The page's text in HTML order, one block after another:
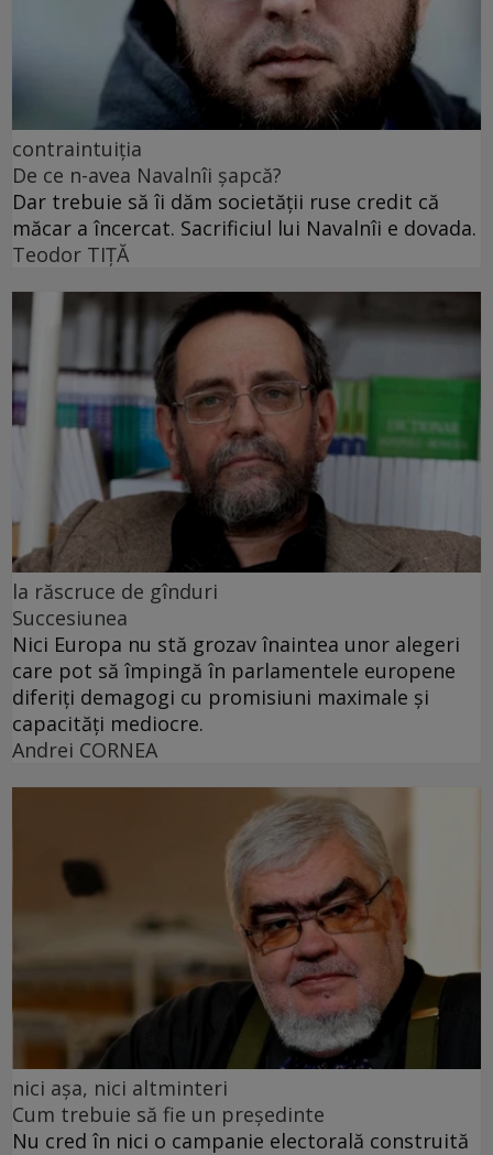
contraintuiția
De ce n-avea Navalnîi șapcă?
Dar trebuie să îi dăm societății ruse credit că
măcar a încercat. Sacrificiul lui Navalnîi e dovada.
Teodor TIŢĂ
la răscruce de gînduri
Succesiunea
Nici Europa nu stă grozav înaintea unor alegeri
care pot să împingă în parlamentele europene
diferiți demagogi cu promisiuni maximale și
capacități mediocre.
Andrei CORNEA
nici așa, nici altminteri
Cum trebuie să fie un președinte
Nu cred în nici o campanie electorală construită